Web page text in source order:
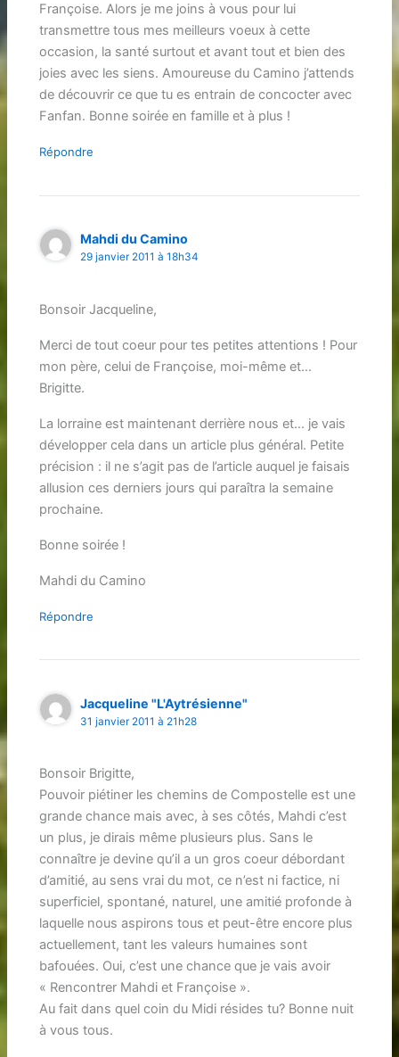
Françoise. Alors je me joins à vous pour lui
transmettre tous mes meilleurs voeux à cette
occasion, la santé surtout et avant tout et bien des
joies avec les siens. Amoureuse du Camino j’attends
de découvrir ce que tu es entrain de concocter avec
Fanfan. Bonne soirée en famille et à plus !
Répondre
Mahdi du Camino
29 janvier 2011 à 18h34
Bonsoir Jacqueline,
Merci de tout coeur pour tes petites attentions ! Pour
mon père, celui de Françoise, moi-même et…
Brigitte.
La lorraine est maintenant derrière nous et… je vais
développer cela dans un article plus général. Petite
précision : il ne s’agit pas de l’article auquel je faisais
allusion ces derniers jours qui paraîtra la semaine
prochaine.
Bonne soirée !
Mahdi du Camino
Répondre
Jacqueline "L'Aytrésienne"
31 janvier 2011 à 21h28
Bonsoir Brigitte,
Pouvoir piétiner les chemins de Compostelle est une
grande chance mais avec, à ses côtés, Mahdi c’est
un plus, je dirais même plusieurs plus. Sans le
connaître je devine qu’il a un gros coeur débordant
d’amitié, au sens vrai du mot, ce n’est ni factice, ni
superficiel, spontané, naturel, une amitié profonde à
laquelle nous aspirons tous et peut-être encore plus
actuellement, tant les valeurs humaines sont
bafouées. Oui, c’est une chance que je vais avoir
« Rencontrer Mahdi et Françoise ».
Au fait dans quel coin du Midi résides tu? Bonne nuit
à vous tous.